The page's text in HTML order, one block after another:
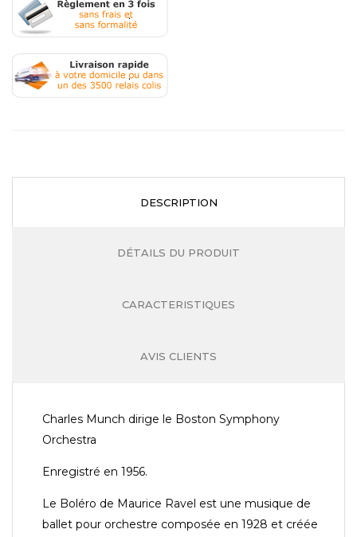
.
.
DESCRIPTION
DÉTAILS DU PRODUIT
CARACTERISTIQUES
AVIS CLIENTS
Charles Munch dirige le Boston Symphony
Orchestra
Enregistré en 1956.
Le Boléro de Maurice Ravel est une musique de
ballet pour orchestre composée en 1928 et créée